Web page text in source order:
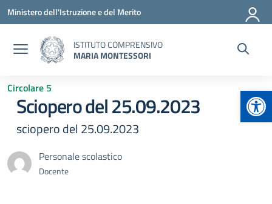
Vai ai contenuti
Vai al menu di navigazione
Vai al footer
Ministero dell'Istruzione e del Merito
ISTITUTO COMPRENSIVO
MARIA MONTESSORI
Circolare 5
Sciopero del 25.09.2023
sciopero del 25.09.2023
Personale scolastico
Docente